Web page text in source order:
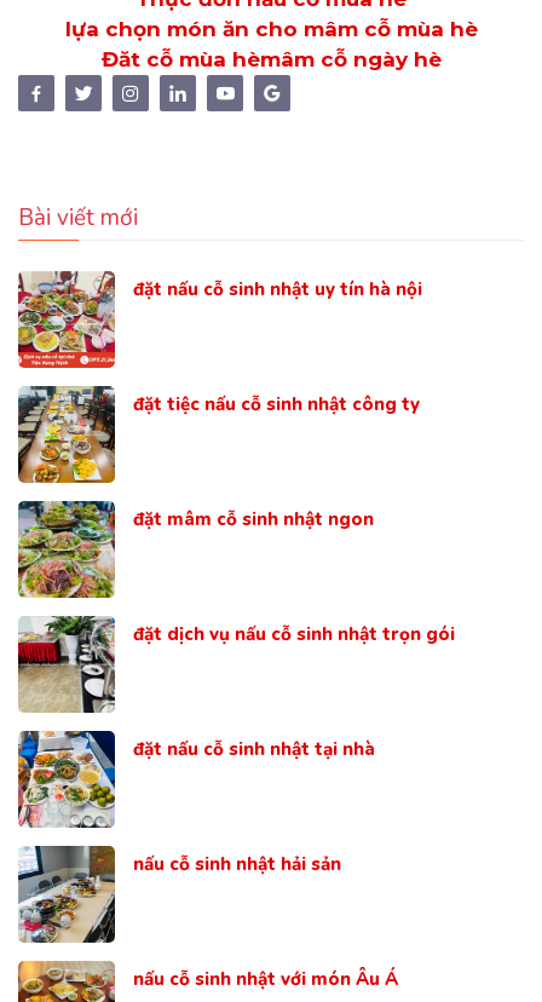
lựa chọn món ăn cho mâm cỗ mùa hè
Đăt cỗ mùa hèmâm cỗ ngày hè
Bài viết mới
đặt nấu cỗ sinh nhật uy tín hà nội
đặt tiệc nấu cỗ sinh nhật công ty
đặt mâm cỗ sinh nhật ngon
đặt dịch vụ nấu cỗ sinh nhật trọn gói
đặt nấu cỗ sinh nhật tại nhà
nấu cỗ sinh nhật hải sản
nấu cỗ sinh nhật với món Âu Á